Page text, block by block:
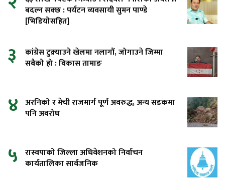
बदल्न सक्छ : पर्यटन व्यवसायी सुमन पाण्डे
[भिडियोसहित]
३
कांग्रेस टुक्र्याउने खेलमा नलागौं, जोगाउने जिम्मा
सबैको हो : विकास तामाङ
४ अरनिको र मेची राजमार्ग पूर्ण अवरुद्ध, अन्य सडकमा
पनि अवरोध
५ रास्वपाको जिल्ला अधिवेशनको निर्वाचन
कार्यतालिका सार्वजनिक